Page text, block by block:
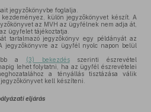
jegyzőkönyvbe foglalja.
külön jegyzőkönyvet készít. A
az MVH az ügyfélnek nem adja át,
ügyfelet tájékoztatja.
tartalmazó jegyzőkönyv egy példányát az
jegyzőkönyvre az ügyfél nyolc napon belül
a (3) bekezdésszerinti észrevétel
lehet folytatni, ha az ügyfél észrevételei
a tényállás tisztázása válik
kell készíteni.
eljárás